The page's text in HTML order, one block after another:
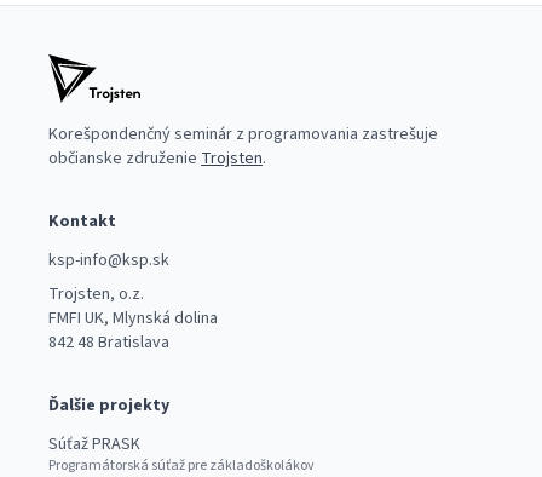
Korešpondenčný seminár z programovania zastrešuje
občianske združenie Trojsten.
Kontakt
ksp-info@ksp.sk
Trojsten, o.z.
FMFI UK, Mlynská dolina
842 48 Bratislava
Ďalšie projekty
Súťaž PRASK
Programátorská súťaž pre základoškolákov